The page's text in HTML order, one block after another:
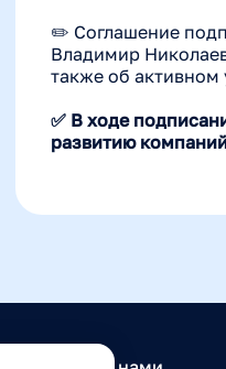
✏️ Соглашение
Владимир
также об
✅ В ходе
развитию